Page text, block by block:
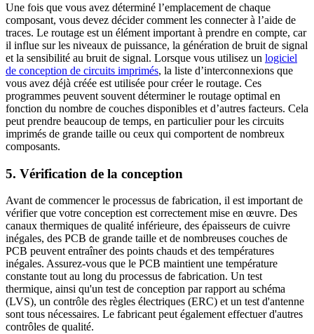
Une fois que vous avez déterminé l’emplacement de chaque
composant, vous devez décider comment les connecter à l’aide de
traces. Le routage est un élément important à prendre en compte, car
il influe sur les niveaux de puissance, la génération de bruit de signal
et la sensibilité au bruit de signal. Lorsque vous utilisez un logiciel
de conception de circuits imprimés, la liste d’interconnexions que
vous avez déjà créée est utilisée pour créer le routage. Ces
programmes peuvent souvent déterminer le routage optimal en
fonction du nombre de couches disponibles et d’autres facteurs. Cela
peut prendre beaucoup de temps, en particulier pour les circuits
imprimés de grande taille ou ceux qui comportent de nombreux
composants.
5. Vérification de la conception
Avant de commencer le processus de fabrication, il est important de
vérifier que votre conception est correctement mise en œuvre. Des
canaux thermiques de qualité inférieure, des épaisseurs de cuivre
inégales, des PCB de grande taille et de nombreuses couches de
PCB peuvent entraîner des points chauds et des températures
inégales. Assurez-vous que le PCB maintient une température
constante tout au long du processus de fabrication. Un test
thermique, ainsi qu'un test de conception par rapport au schéma
(LVS), un contrôle des règles électriques (ERC) et un test d'antenne
sont tous nécessaires. Le fabricant peut également effectuer d'autres
contrôles de qualité.